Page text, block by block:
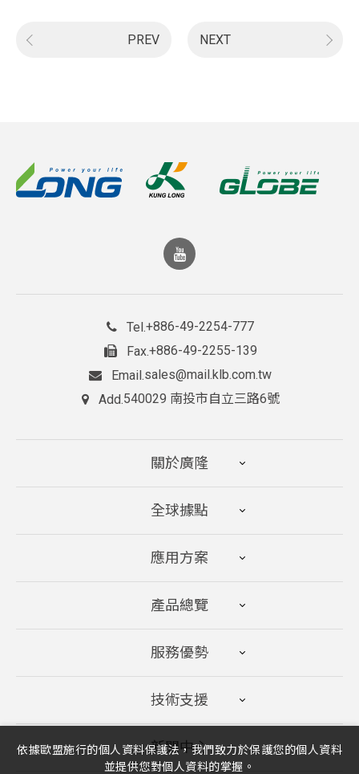
PREV NEXT
Tel.+886-49-2254-777
Fax.+886-49-2255-139
Email.sales@mail.klb.com.tw
Add.540029 南投市自立三路6號
關於廣隆
全球據點
應用方案
產品總覽
服務優勢
技術支援
新聞中心
依據歐盟施行的個人資料保護法，我們致力於保護您的個人資料
並提供您對個人資料的掌握。